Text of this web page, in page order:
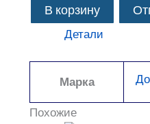
В корзину
Детали
Марка
Похожие